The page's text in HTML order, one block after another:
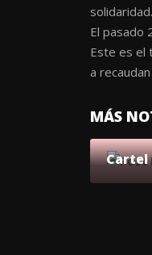
solidaridad.
El pasado
Este es el
a
MÁS
Cartel